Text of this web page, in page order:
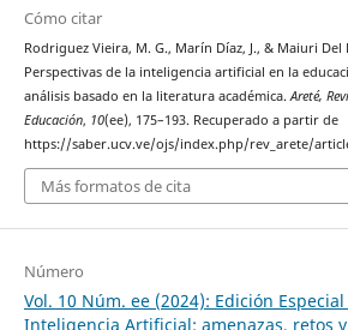
Cómo citar
Rodriguez Vieira, M. G., Marín Díaz, J., & Maiuri Del
Perspectivas de la inteligencia artificial en la
análisis basado en la literatura académica. Areté,
Educación, 10(ee), 175–193. Recuperado a partir de
https://saber.ucv.ve/ojs/index.php/rev_arete/
Más formatos de cita
Número
Vol. 10 Núm. ee (2024): Edición
Inteligencia Artificial: amenazas, retos